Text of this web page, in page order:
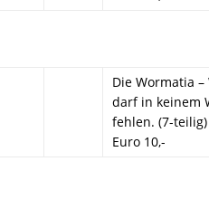
Die Wormatia
darf in keinem
fehlen. (7-teilig)
Euro 10,-